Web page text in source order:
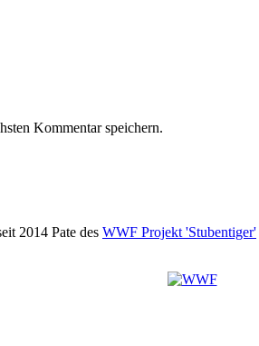
Kommentar speichern.
2014 Pate des WWF Projekt 'Stubentiger'